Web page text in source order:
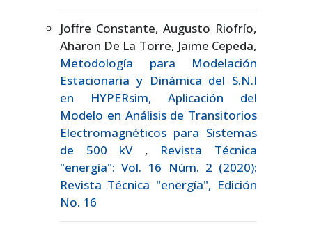
Joffre Constante, Augusto Riofrío,
Aharon De La Torre, Jaime Cepeda,
Metodología para Modelación
Estacionaria y Dinámica del S.N.I
en HYPERsim, Aplicación del
Modelo en Análisis de Transitorios
Electromagnéticos para Sistemas
de 500 kV , Revista Técnica
"energía": Vol. 16 Núm. 2 (2020):
Revista Técnica "energía", Edición
No. 16